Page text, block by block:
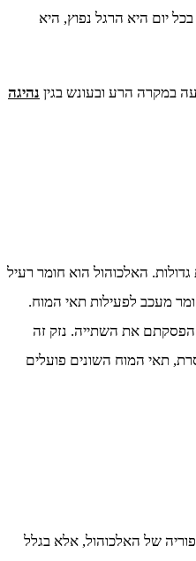
יום היא הרגל נפוץ, היא
במקרה הרע ובעונש בגין נהיגה
האלכוהול הוא חומר רעיל
מעכב לפעילות תאי המוח.
הפסקתם את השתייה. נזק זה
תאי המוח השונים פועלים
של האלכוהול, אלא בגלל